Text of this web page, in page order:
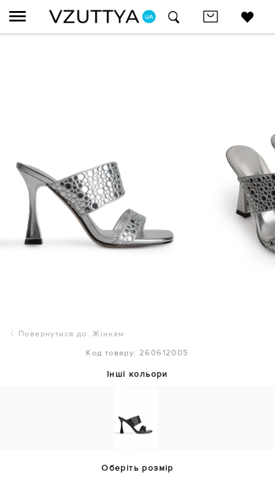
Повернутися до: Жінкам
Код товару: 260612005
Інші кольори
Оберіть розмір